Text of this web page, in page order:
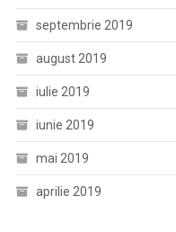
septembrie 2019
august 2019
iulie 2019
iunie 2019
mai 2019
aprilie 2019